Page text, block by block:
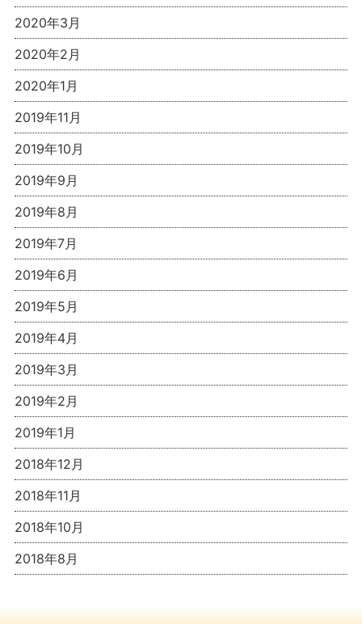
2020年3月
2020年2月
2020年1月
2019年11月
2019年10月
2019年9月
2019年8月
2019年7月
2019年6月
2019年5月
2019年4月
2019年3月
2019年2月
2019年1月
2018年12月
2018年11月
2018年10月
2018年8月